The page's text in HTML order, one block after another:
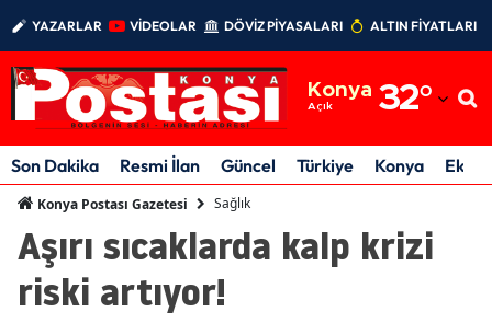
YAZARLAR VİDEOLAR DÖVİZ PİYASALARI ALTIN FİYATLARI
Konya
Açık 32°
Adıyaman
Afyonkarahisar
Amasya
Son Dakika Resmi İlan Güncel Türkiye Konya
Konya Postası Gazetesi Sağlık
Aşırı sıcaklarda kalp krizi
riski artıyor!